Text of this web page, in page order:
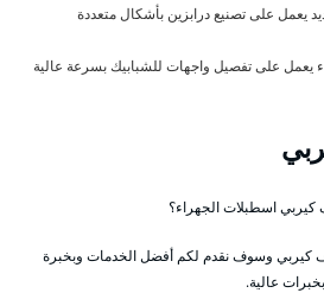
يعمل على تصنيع درابزين بأشكال متعددة
يعمل على تفصيل واجهات للشبابيك بسرعة عالية
اسطبلات الجهراء؟
كيربي وسوف نقدم لكم أفضل الخدمات وبخبرة
عالية.